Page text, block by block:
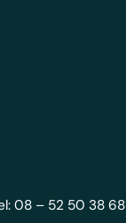
08 – 52 50 38 68